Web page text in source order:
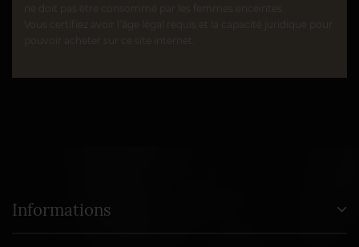
Informations